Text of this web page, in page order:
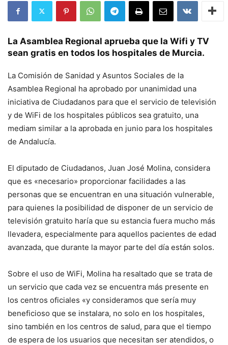
La Asamblea Regional aprueba que la Wifi y TV
sean gratis en todos los hospitales de Murcia.
La Comisión de Sanidad y Asuntos Sociales de la
Asamblea Regional ha aprobado por unanimidad una
iniciativa de Ciudadanos para que el servicio de televisión
y de WiFi de los hospitales públicos sea gratuito, una
mediam similar a la aprobada en junio para los hospitales
de Andalucía.
El diputado de Ciudadanos, Juan José Molina, considera
que es «necesario» proporcionar facilidades a las
personas que se encuentran en una situación vulnerable,
para quienes la posibilidad de disponer de un servicio de
televisión gratuito haría que su estancia fuera mucho más
llevadera, especialmente para aquellos pacientes de edad
avanzada, que durante la mayor parte del día están solos.
Sobre el uso de WiFi, Molina ha resaltado que se trata de
un servicio que cada vez se encuentra más presente en
los centros oficiales «y consideramos que sería muy
beneficioso que se instalara, no solo en los hospitales,
sino también en los centros de salud, para que el tiempo
de espera de los usuarios que necesitan ser atendidos, o